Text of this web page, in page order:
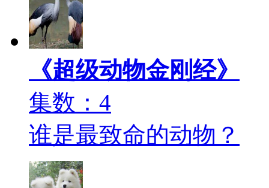
《超级动物金刚经》
集数：4
谁是最致命的动物？